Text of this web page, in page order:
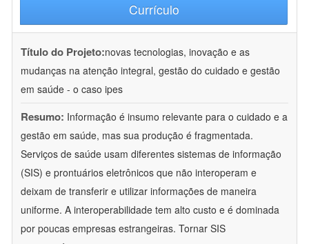
Currículo
Título do Projeto:novas tecnologias, inovação e as
mudanças na atenção integral, gestão do cuidado e gestão
em saúde - o caso ipes
Resumo: Informação é insumo relevante para o cuidado e a
gestão em saúde, mas sua produção é fragmentada.
Serviços de saúde usam diferentes sistemas de informação
(SIS) e prontuários eletrônicos que não interoperam e
deixam de transferir e utilizar informações de maneira
uniforme. A interoperabilidade tem alto custo e é dominada
por poucas empresas estrangeiras. Tornar SIS